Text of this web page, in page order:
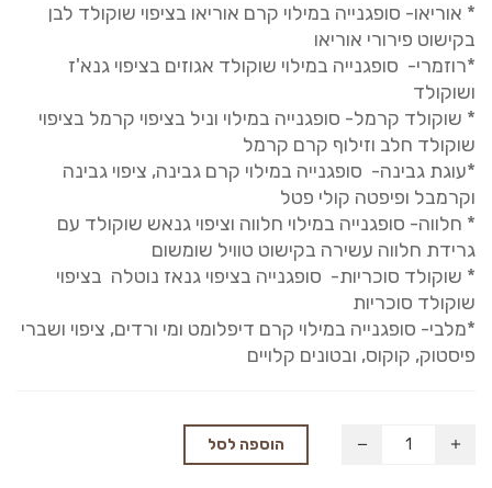
* אוריאו- סופגנייה במילוי קרם אוריאו בציפוי שוקולד לבן
בקישוט פירורי אוריאו
*רוזמרי- סופגנייה במילוי שוקולד אגוזים בציפוי גנא'ז
ושוקולד
* שוקולד קרמל- סופגנייה במילוי וניל בציפוי קרמל בציפוי
שוקולד חלב וזילוף קרם קרמל
*עוגת גבינה- סופגנייה במילוי קרם גבינה, ציפוי גבינה
וקרמבל ופיפטה קולי פטל
* חלווה- סופגנייה במילוי חלווה וציפוי גנאש שוקולד עם
גרידת חלווה עשירה בקישוט טוויל שומשום
* שוקולד סוכריות- סופגנייה בציפוי גנאז נוטלה בציפוי
שוקולד סוכריות
*מלבי- סופגנייה במילוי קרם דיפלומט ומי ורדים, ציפוי ושברי
פיסטוק, קוקוס, ובטונים קלויים
הוספה לסל